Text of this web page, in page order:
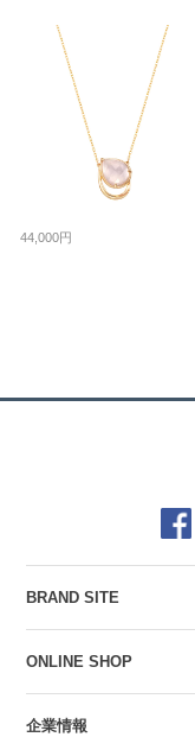
44,000円
BRAND SITE
ONLINE SHOP
企業情報